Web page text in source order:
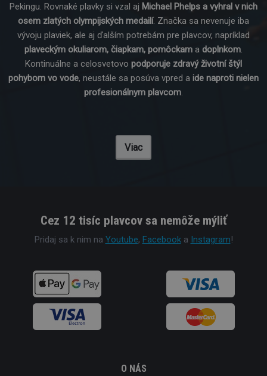
Pekingu. Rovnaké plavky si vzal aj Michael Phelps a vyhral v nich
osem zlatých olympijských medailí. Značka sa nevenuje iba
vývoju plaviek, ale aj ďalším potrebám pre plavcov, napríklad
plaveckým okuliarom, čiapkam, pomôckam a doplnkom.
Kontinuálne a celosvetovo podporuje zdravý životní štýl
pohybom vo vode, neustále sa posúva vpred a ide naproti nielen
profesionálnym plavcom.
Viac
Cez 12 tisíc plavcov sa nemôže mýliť
Pridaj sa k nim na Youtube, Facebooka Instagram!
O NÁS